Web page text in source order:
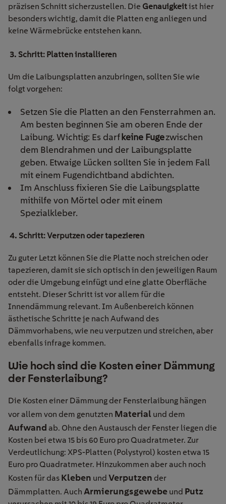
präzisen Schnitt sicherzustellen. Die Genauigkeitist hier
besonders wichtig, damit die Platten eng anliegen und
keine Wärmebrücke entstehen kann.
3. Schritt: Platten installieren
Um die Laibungsplatten anzubringen, sollten Sie wie
folgt vorgehen:
Setzen Sie die Platten an den Fensterrahmen an.
Am besten beginnen Sie am oberen Ende der
Laibung. Wichtig: Es darfkeine Fugezwischen
dem Blendrahmen und der Laibungsplatte
geben. Etwaige Lücken sollten Sie in jedem Fall
mit einem Fugendichtband abdichten.
Im Anschluss fixieren Sie die Laibungsplatte
mithilfe von Mörtel oder mit einem
Spezialkleber.
4. Schritt: Verputzen oder tapezieren
Zu guter Letzt können Sie die Platte noch streichen oder
tapezieren, damit sie sich optisch in den jeweiligen Raum
oder die Umgebung einfügt und eine glatte Oberfläche
entsteht. Dieser Schritt ist vor allem für die
Innendämmung relevant. Im Außenbereich können
ästhetische Schritte je nach Aufwand des
Dämmvorhabens, wie neu verputzen und streichen, aber
ebenfalls infrage kommen.
Wie hoch sind die Kosten einer Dämmung
der Fensterlaibung?
Die Kosten einer Dämmung der Fensterlaibung hängen
vor allem von dem genutzten Material und dem
Aufwand ab. Ohne den Austausch der Fenster liegen die
Kosten bei etwa 15 bis 60 Euro pro Quadratmeter. Zur
Verdeutlichung: XPS-Platten (Polystyrol) kosten etwa 15
Euro pro Quadratmeter. Hinzukommen aber auch noch
Kosten für das Kleben und Verputzen der
Dämmplatten. Auch Armierungsgewebe und Putz